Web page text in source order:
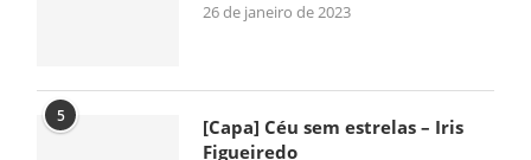
26 de janeiro de 2023
5
[Capa] Céu sem estrelas – Iris
Figueiredo